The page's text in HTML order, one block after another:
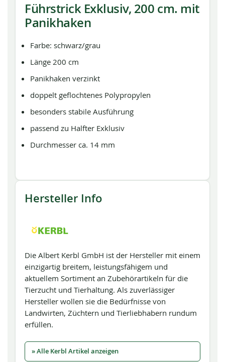
Führstrick Exklusiv, 200 cm. mit
Panikhaken
Farbe: schwarz/grau
Länge 200 cm
Panikhaken verzinkt
doppelt geflochtenes Polypropylen
besonders stabile Ausführung
passend zu Halfter Exklusiv
Durchmesser ca. 14 mm
Hersteller Info
Die Albert Kerbl GmbH ist der Hersteller mit einem
einzigartig breitem, leistungsfähigem und
aktuellem Sortiment an Zubehörartikeln für die
Tierzucht und Tierhaltung. Als zuverlässiger
Hersteller wollen sie die Bedürfnisse von
Landwirten, Züchtern und Tierliebhabern rundum
erfüllen.
» Alle Kerbl Artikel anzeigen